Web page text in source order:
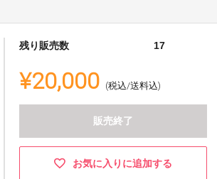
残り販売数 17
¥20,000 (税込/送料込)
販売終了
お気に入りに追加する